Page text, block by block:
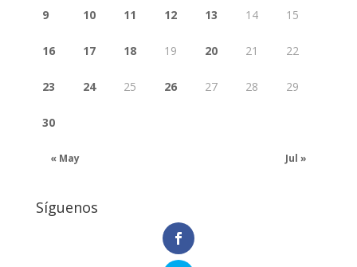
« May Jul »
9 10 11 12 13 14 15
16 17 18 19 20 21 22
23 24 25 26 27 28 29
30
Síguenos